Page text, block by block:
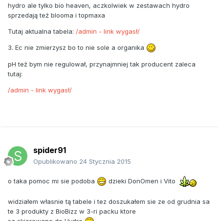
hydro ale tylko bio heaven, aczkolwiek w zestawach hydro
sprzedają też blooma i topmaxa
Tutaj aktualna tabela: /admin - link wygasł/
3. Ec nie zmierzysz bo to nie sole a organika
pH też bym nie regulował, przynajmniej tak producent zaleca
tutaj:
/admin - link wygasł/
spider91
Opublikowano 24 Stycznia 2015
o taka pomoc mi sie podoba dzieki DonOmen i Vito
widziałem własnie tą tabele i tez doszukałem sie ze od grudnia sa
te 3 produkty z BioBizz w 3-ri packu ktore